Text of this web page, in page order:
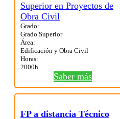
Grado:
Grado Superior
Área:
Edificación y Obra Civil
Horas:
2000h
Saber más
FP a distancia Técnico